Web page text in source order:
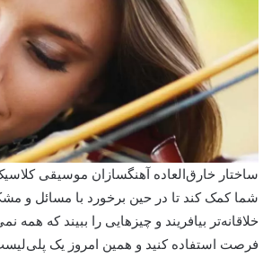
ساختار خارق‌العاده آهنگسازان موسیقی
شما کمک کند تا در حین برخورد با مسائل و
خلاقانه‌تر بیافریند و چیزهایی را ببیند که همه
فرصت استفاده کنید و همین امروز یک